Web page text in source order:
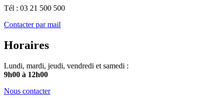
Tél : 03 21 500 500
Contacter par mail
Horaires
Lundi, mardi, jeudi, vendredi et samedi :
9h00 à 12h00
Nous contacter